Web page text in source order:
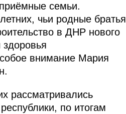
семьи.
чьи родные братья
в ДНР нового
внимание Мария
рассматривались
по итогам